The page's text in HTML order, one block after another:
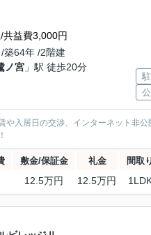
共益費3,000円
築64年 /2階建
ノ宮 」駅 徒歩20分
入居日の交渉、インターネット非
敷金/保証金 礼金 間取
12.5万円 12.5万円